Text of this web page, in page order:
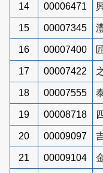
14 00006471
15 00007345
16 00007400
17 00007422
18 00007555
19 00008718
20 00009097
21 00009104